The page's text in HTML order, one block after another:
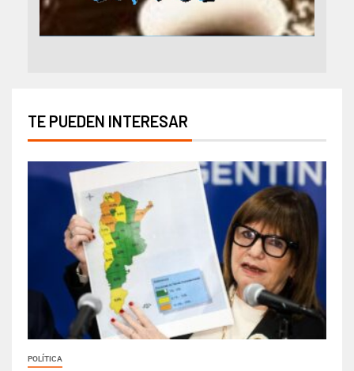
TE PUEDEN INTERESAR
POLÍTICA